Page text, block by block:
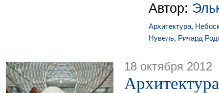
Автор:
Архитектура,
Нувель, Ричард
18 октября 2012